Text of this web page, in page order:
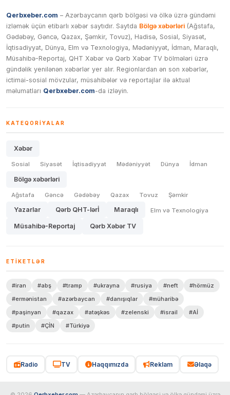
Qerbxeber.com – Azərbaycanın qərb bölgəsi və ölkə üzrə gündəmi
izləmək üçün etibarlı xəbər saytıdır. Saytda Bölgə xəbərləri (Ağstafa,
Gədəbəy, Gəncə, Qazax, Şəmkir, Tovuz), Hadisə, Sosial, Siyasət,
İqtisadiyyat, Dünya, Elm və Texnologiya, Mədəniyyət, İdman, Maraqlı,
Müsahibə-Reportaj, QHT Xəbər və Qərb Xəbər TV bölmələri üzrə
gündəlik yenilənən xəbərlər yer alır. Regionlardan ən son xəbərlər,
ictimai-sosial mövzular, müsahibələr və reportajlar ilə aktual
məlumatları Qerbxeber.com-da izləyin.
KATEQORIYALAR
Xəbər
Sosial Siyasət İqtisadiyyat Mədəniyyət Dünya İdman
Bölgə xəbərləri
Ağstafa Gəncə Gədəbəy Qazax Tovuz Şəmkir
Yazarlar Qərb QHT-lərİ Maraqlı Elm və Texnologiya
Müsahibə-Reportaj Qərb Xəbər TV
ETIKETLƏR
#iran #abş #tramp #ukrayna #rusiya #neft
#hörmüz
#ermənistan
#azərbaycan #danışıqlar
#müharibə
#paşinyan
#qazax #atəşkəs #zelenski #israil
#Aİ
#putin
#ÇİN #Türkiyə
Radio TV Haqqımızda Reklam Əlaqə